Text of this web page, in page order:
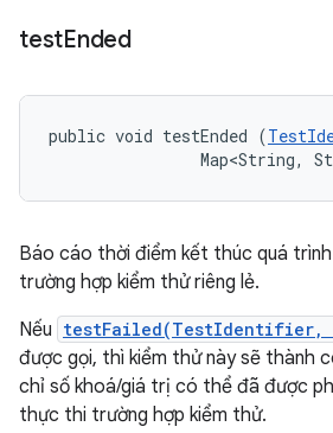
testEnded
public void testEnded (
Map<String,
Báo cáo thời điểm kết thúc quá
trường hợp kiểm thử riêng lẻ.
Nếu testFailed(TestIdentifier,
được gọi, thì kiểm thử này sẽ thành
chỉ số khoá/giá trị có thể đã được
thực thi trường hợp kiểm thử.